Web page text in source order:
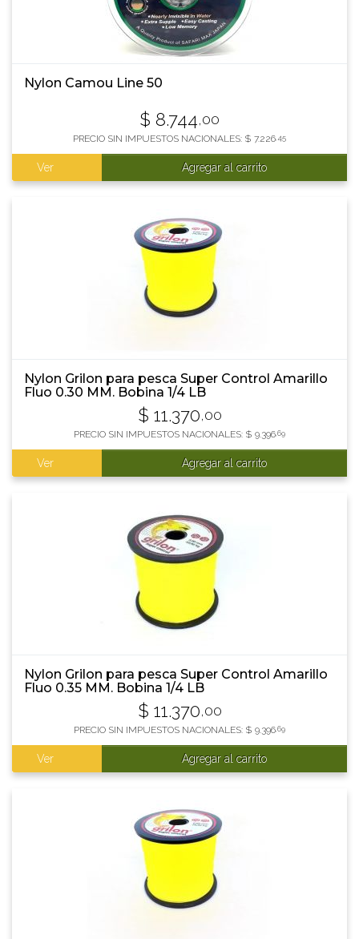
Nylon Camou Line 50
$ 8.744,00
PRECIO SIN IMPUESTOS NACIONALES: $ 7.226 ,45
Ver Agregar al carrito
Nylon Grilon para pesca Super Control Amarillo
Fluo 0.30 MM. Bobina 1/4 LB
$ 11.370,00
PRECIO SIN IMPUESTOS NACIONALES: $ 9.396,69
Ver Agregar al carrito
Nylon Grilon para pesca Super Control Amarillo
Fluo 0.35 MM. Bobina 1/4 LB
$ 11.370,00
PRECIO SIN IMPUESTOS NACIONALES: $ 9.396,69
Ver Agregar al carrito